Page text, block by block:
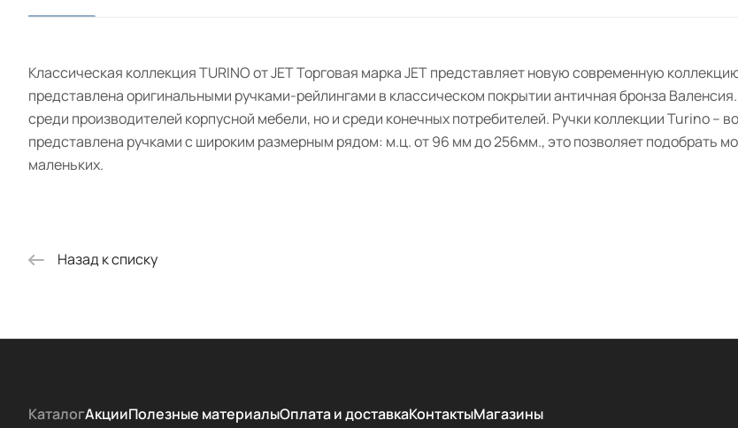
Классическая коллекция TURINO от JET Торговая марка JET представляет новую современную
представлена оригинальными ручками-рейлингами в классическом покрытии античная бронза
среди производителей корпусной мебели, но и среди конечных потребителей. Ручки коллекции Turino –
представлена ручками с широким размерным рядом: м.ц. от 96 мм до 256мм., это позволяет подобрать
маленьких.
Назад к списку
КаталогАкцииПолезные материалыОплата и доставкаКонтактыМагазины